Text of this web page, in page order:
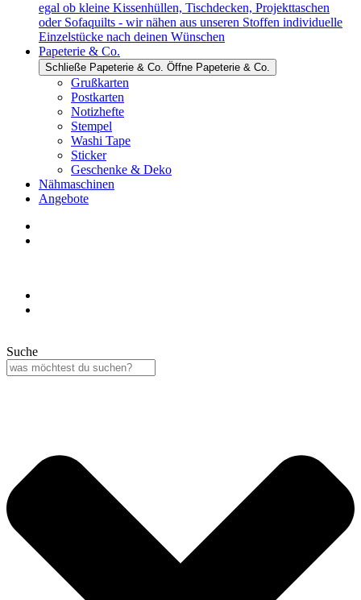
egal ob kleine Kissenhüllen, Tischdecken, Projekttaschen
oder Sofaquilts - wir nähen aus unseren Stoffen individuelle
Einzelstücke nach deinen Wünschen
Papeterie & Co.
Schließe Papeterie & Co. Öffne Papeterie & Co.
Grußkarten
Postkarten
Notizhefte
Stempel
Washi Tape
Sticker
Geschenke & Deko
Nähmaschinen
Angebote
Suche